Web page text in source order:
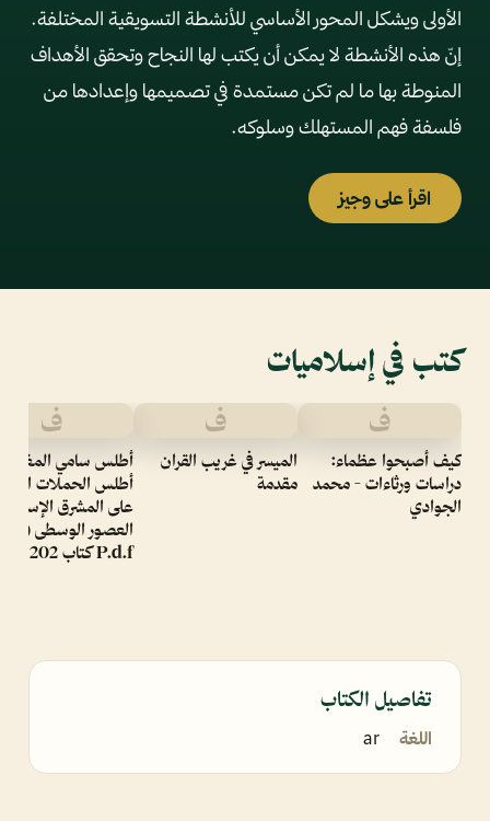
الأولى ويشكل المحور الأساسي للأنشطة التسويقية المختلفة.
إنّ هذه الأنشطة لا يمكن أن يكتب لها النجاح وتحقق الأهداف
المنوطة بها ما لم تكن مستمدة في تصميمها وإعدادها من
فلسفة فهم المستهلك وسلوكه.
اقرأ على وجيز
كتب في إسلاميات
ف
كيف أصبحوا عظماء:
دراسات ورثاءات - محمد
الجوادي
ف
الميسر في غريب القران
مقدمة
ف
أطلس سامي المغلوث
أطلس الحملات
على المشرق
العصور الوسطى
P.d.f كتاب 202
تفاصيل الكتاب
اللغة ar